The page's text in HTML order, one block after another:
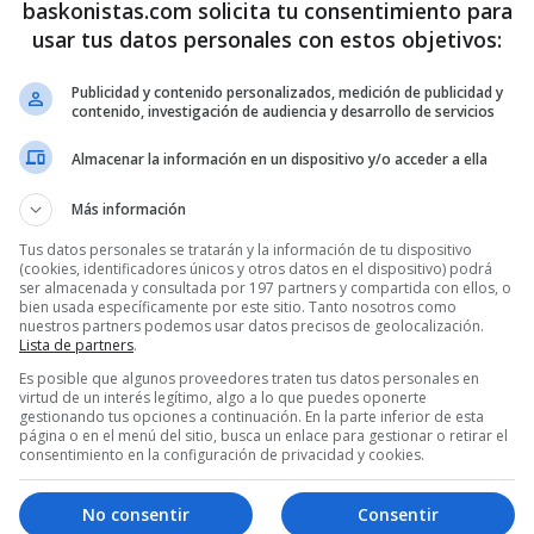
1 2
baskonistas.com solicita tu consentimiento para
usar tus datos personales con estos objetivos:
Publicidad y contenido personalizados, medición de publicidad y
contenido, investigación de audiencia y desarrollo de servicios
Almacenar la información en un dispositivo y/o acceder a ella
Más información
Tus datos personales se tratarán y la información de tu dispositivo
(cookies, identificadores únicos y otros datos en el dispositivo) podrá
ser almacenada y consultada por 197 partners y compartida con ellos, o
bien usada específicamente por este sitio. Tanto nosotros como
nuestros partners podemos usar datos precisos de geolocalización.
Lista de partners.
Es posible que algunos proveedores traten tus datos personales en
virtud de un interés legítimo, algo a lo que puedes oponerte
gestionando tus opciones a continuación. En la parte inferior de esta
página o en el menú del sitio, busca un enlace para gestionar o retirar el
consentimiento en la configuración de privacidad y cookies.
Consentir
No consentir